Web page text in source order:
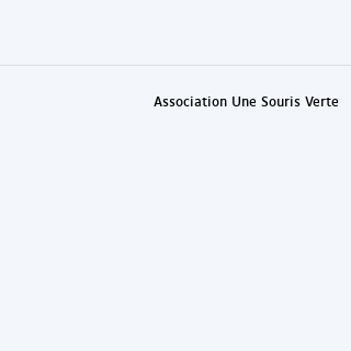
Association Une Souris Verte